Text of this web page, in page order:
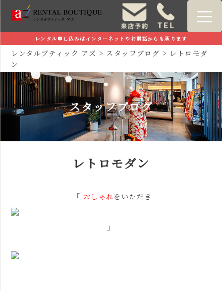
レンタル申し込みはインターネットやお電話からも承ります
レンタルブティック アズ > スタッフブログ > レトロモダ
ン
スタッフブログ
レトロモダン
「 おしゃれをいただき
」